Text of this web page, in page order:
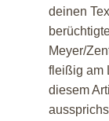
deinen
Meyer/
fleißig am
diesem